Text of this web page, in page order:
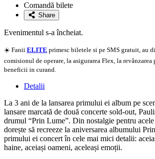
favoriteComandă bilete
Share
Evenimentul s-a încheiat.
☀️ Fanii ELITE primesc biletele si pe SMS gratuit, au
comisionul de operare, la asigurarea Flex, la revânzarea
beneficii in curand.
Detalii
La 3 ani de la lansarea primului ei album pe
lansare marcată de două concerte sold-out,
drumul “Prin Lume”. Din nostalgie pentru
dorește să recreeze la aniversarea albumului
primului ei concert în cele mai mici detalii:
haine, aceiași oameni, aceleași emoții.